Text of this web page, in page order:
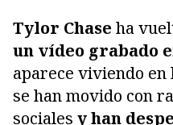
Tylor Chase ha
un vídeo grabado
aparece viviendo en
se han movido con
sociales y han